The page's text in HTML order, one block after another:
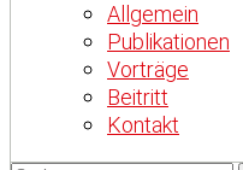
Allgemein
Publikationen
Vorträge
Beitritt
Kontakt